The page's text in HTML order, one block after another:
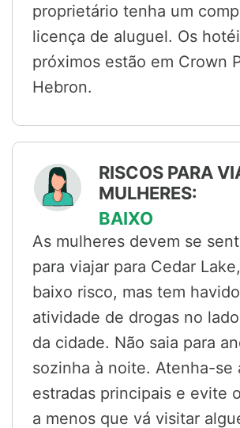
proprietário tenha um
licença de aluguel. Os
próximos estão em Crown
Hebron.
RISCOS PARA
MULHERES:
BAIXO
As mulheres devem se
para viajar para Cedar
baixo risco, mas tem
atividade de drogas no
da cidade. Não saia para
sozinha à noite. Atenha-se
estradas principais e evite
a menos que vá visitar